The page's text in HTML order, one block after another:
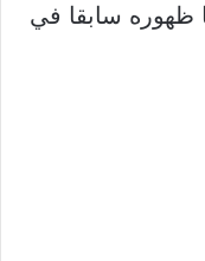
ظهوره سابقا في